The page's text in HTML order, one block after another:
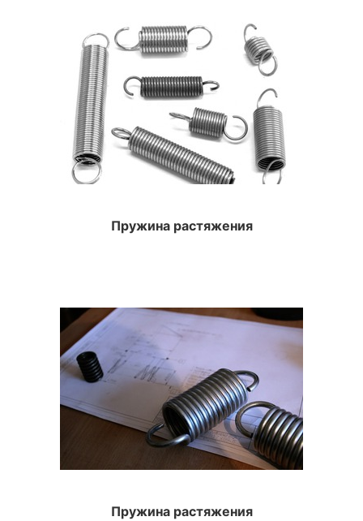
Пружина растяжения
Пружина растяжения